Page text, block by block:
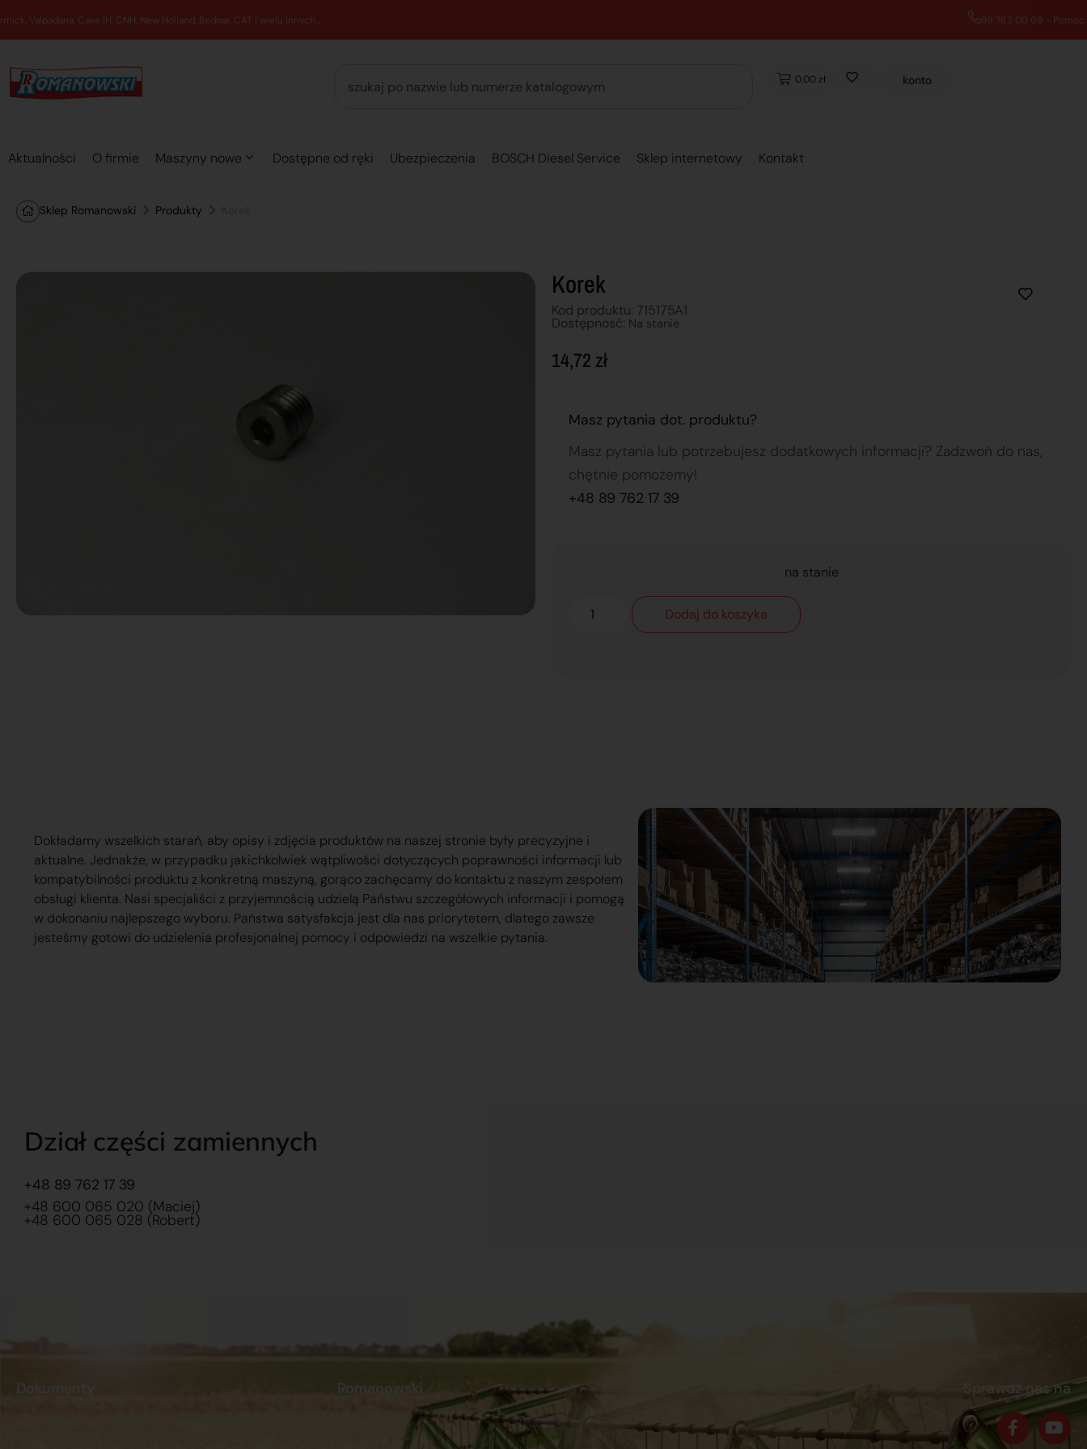
0,00 zł konto
Aktualności O firmie Maszyny nowe Dostępne od ręki Ubezpieczenia BOSCH Diesel Service Sklep internetowy Kontakt
Sklep Romanowski Produkty
Korek
Kod produktu: 715175A1
Dostępnosć: Na stanie
14,72 zł
Masz pytania dot. produktu?
Masz pytania lub potrzebujesz dodatkowych informacji? Zadzwoń do nas,
chętnie pomożemy!
+48 89 762 17 39
na stanie
Dodaj do koszyka
Dokładamy wszelkich starań, aby opisy i zdjęcia produktów na naszej stronie były precyzyjne i
aktualne. Jednakże, w przypadku jakichkolwiek wątpliwości dotyczących poprawności informacji lub
kompatybilności produktu z konkretną maszyną, gorąco zachęcamy do kontaktu z naszym zespołem
obsługi klienta. Nasi specjaliści z przyjemnością udzielą Państwu szczegółowych informacji i pomogą
w dokonaniu najlepszego wyboru. Państwa satysfakcja jest dla nas priorytetem, dlatego zawsze
jesteśmy gotowi do udzielenia profesjonalnej pomocy i odpowiedzi na wszelkie pytania.
Dział części zamiennych
+48 89 762 17 39
+48 600 065 020 (Maciej)
+48 600 065 028 (Robert)
Dokumenty Romanowski
Praca
Sprawdź nas na